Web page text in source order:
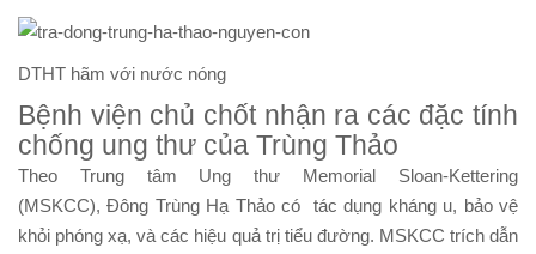
DTHT hãm với nước nóng
Bệnh viện chủ chốt nhận ra các đặc tính
chống ung thư của Trùng Thảo
Theo Trung tâm Ung thư Memorial Sloan-Kettering
(MSKCC), Đông Trùng Hạ Thảo có tác dụng kháng u, bảo vệ
khỏi phóng xạ, và các hiệu quả trị tiểu đường. MSKCC trích dẫn